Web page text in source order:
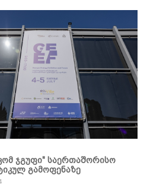
ჯგუფი" საერთაშორისო
გამოფენაზე